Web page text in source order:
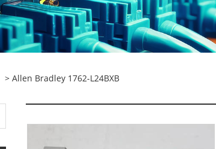
> Allen Bradley 1762-L24BXB